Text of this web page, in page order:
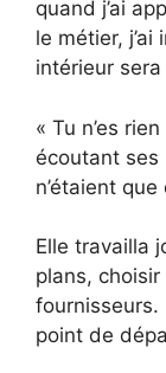
quand j’ai
le métier,
intérieur
« Tu n’es
écoutant ses
n’étaient
Elle travailla
plans,
fournisseurs.
point de